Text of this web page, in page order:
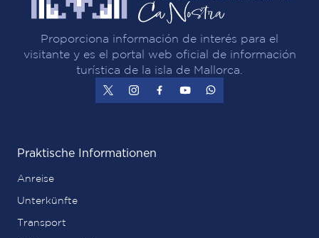
Proporciona información de interés para el
visitante y es el portal web oficial de información
turística de la isla de Mallorca.
Praktische Informationen
Anreise
Unterkünfte
Transport